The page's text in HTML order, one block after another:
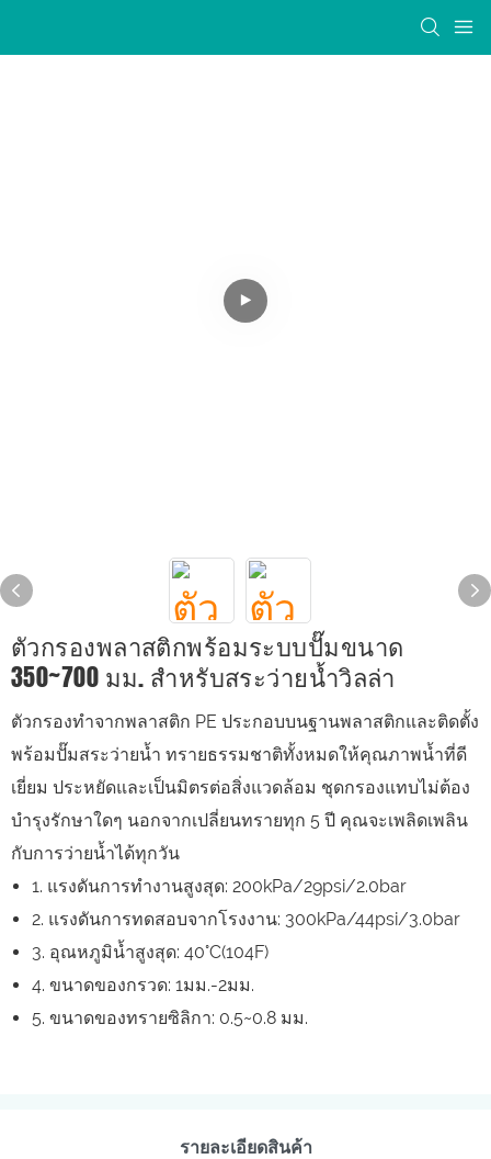
ตัวกรองพลาสติกพร้อมระบบปั๊มขนาด
350~700 มม. สำหรับสระว่ายน้ำวิลล่า
ตัวกรองทำจากพลาสติก PE ประกอบบนฐานพลาสติกและติดตั้ง
พร้อมปั๊มสระว่ายน้ำ ทรายธรรมชาติทั้งหมดให้คุณภาพน้ำที่ดี
เยี่ยม ประหยัดและเป็นมิตรต่อสิ่งแวดล้อม ชุดกรองแทบไม่ต้อง
บำรุงรักษาใดๆ นอกจากเปลี่ยนทรายทุก 5 ปี คุณจะเพลิดเพลิน
กับการว่ายน้ำได้ทุกวัน
1. แรงดันการทำงานสูงสุด: 200kPa/29psi/2.0bar
2. แรงดันการทดสอบจากโรงงาน: 300kPa/44psi/3.0bar
3. อุณหภูมิน้ำสูงสุด: 40°C(104F)
4. ขนาดของกรวด: 1มม.-2มม.
5. ขนาดของทรายซิลิกา: 0.5~0.8 มม.
รายละเอียดสินค้า